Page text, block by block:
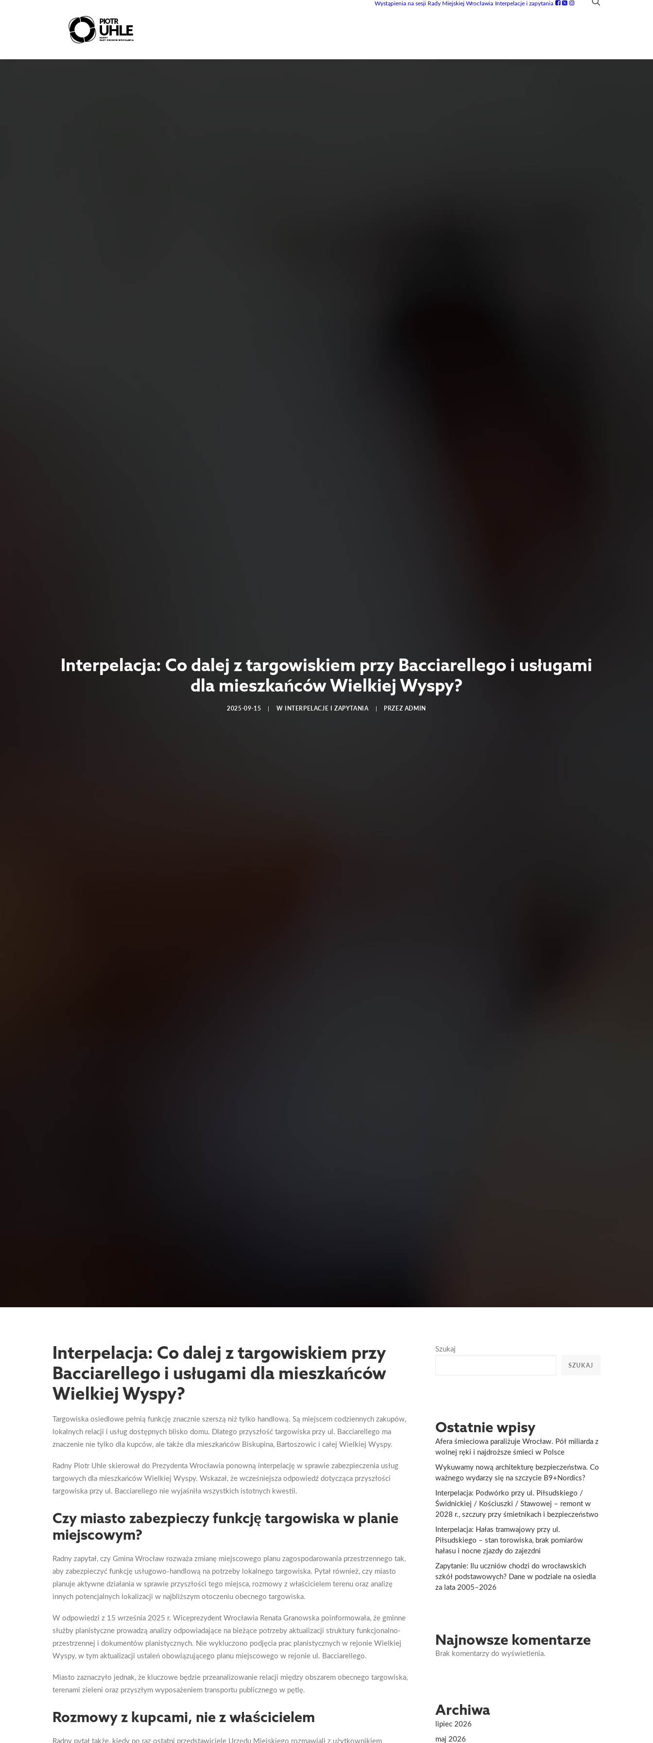
Wystąpienia na sesji Rady Miejskiej Wrocławia Interpelacje i zapytania
Interpelacja: Co dalej z targowiskiem przy Bacciarellego i usługami
dla mieszkańców Wielkiej Wyspy?
2025-09-15 | W INTERPELACJE I ZAPYTANIA | PRZEZ ADMIN
Interpelacja: Co dalej z targowiskiem przy
Bacciarellego i usługami dla mieszkańców
Wielkiej Wyspy?
Targowiska osiedlowe pełnią funkcję znacznie szerszą niż tylko handlową. Są miejscem codziennych zakupów,
lokalnych relacji i usług dostępnych blisko domu. Dlatego przyszłość targowiska przy ul. Bacciarellego ma
znaczenie nie tylko dla kupców, ale także dla mieszkańców Biskupina, Bartoszowic i całej Wielkiej Wyspy.
Radny Piotr Uhle skierował do Prezydenta Wrocławia ponowną interpelację w sprawie zabezpieczenia usług
targowych dla mieszkańców Wielkiej Wyspy. Wskazał, że wcześniejsza odpowiedź dotycząca przyszłości
targowiska przy ul. Bacciarellego nie wyjaśniła wszystkich istotnych kwestii.
Czy miasto zabezpieczy funkcję targowiska w planie
miejscowym?
Radny zapytał, czy Gmina Wrocław rozważa zmianę miejscowego planu zagospodarowania przestrzennego tak,
aby zabezpieczyć funkcję usługowo-handlową na potrzeby lokalnego targowiska. Pytał również, czy miasto
planuje aktywne działania w sprawie przyszłości tego miejsca, rozmowy z właścicielem terenu oraz analizę
innych potencjalnych lokalizacji w najbliższym otoczeniu obecnego targowiska.
W odpowiedzi z 15 września 2025 r. Wiceprezydent Wrocławia Renata Granowska poinformowała, że gminne
służby planistyczne prowadzą analizy odpowiadające na bieżące potrzeby aktualizacji struktury funkcjonalno-
przestrzennej i dokumentów planistycznych. Nie wykluczono podjęcia prac planistycznych w rejonie Wielkiej
Wyspy, w tym aktualizacji ustaleń obowiązującego planu miejscowego w rejonie ul. Bacciarellego.
Miasto zaznaczyło jednak, że kluczowe będzie przeanalizowanie relacji między obszarem obecnego targowiska,
terenami zieleni oraz przyszłym wyposażeniem transportu publicznego w pętlę.
Rozmowy z kupcami, nie z właścicielem
Radny pytał także, kiedy po raz ostatni przedstawiciele Urzędu Miejskiego rozmawiali z użytkownikiem
Szukaj
SZUKAJ
Ostatnie wpisy
Afera śmieciowa paraliżuje Wrocław. Pół miliarda z
wolnej ręki i najdroższe śmieci w Polsce
Wykuwamy nową architekturę bezpieczeństwa. Co
ważnego wydarzy się na szczycie B9+Nordics?
Interpelacja: Podwórko przy ul. Piłsudskiego /
Świdnickiej / Kościuszki / Stawowej – remont w
2028 r., szczury przy śmietnikach i bezpieczeństwo
Interpelacja: Hałas tramwajowy przy ul.
Piłsudskiego – stan torowiska, brak pomiarów
hałasu i nocne zjazdy do zajezdni
Zapytanie: Ilu uczniów chodzi do wrocławskich
szkół podstawowych? Dane w podziale na osiedla
za lata 2005–2026
Najnowsze komentarze
Brak komentarzy do wyświetlenia.
Archiwa
lipiec 2026
maj 2026